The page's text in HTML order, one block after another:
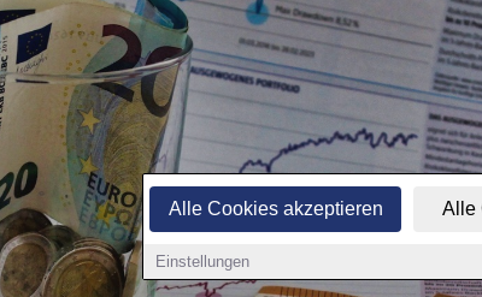
Alle Cookies akzeptieren Alle
Einstellungen